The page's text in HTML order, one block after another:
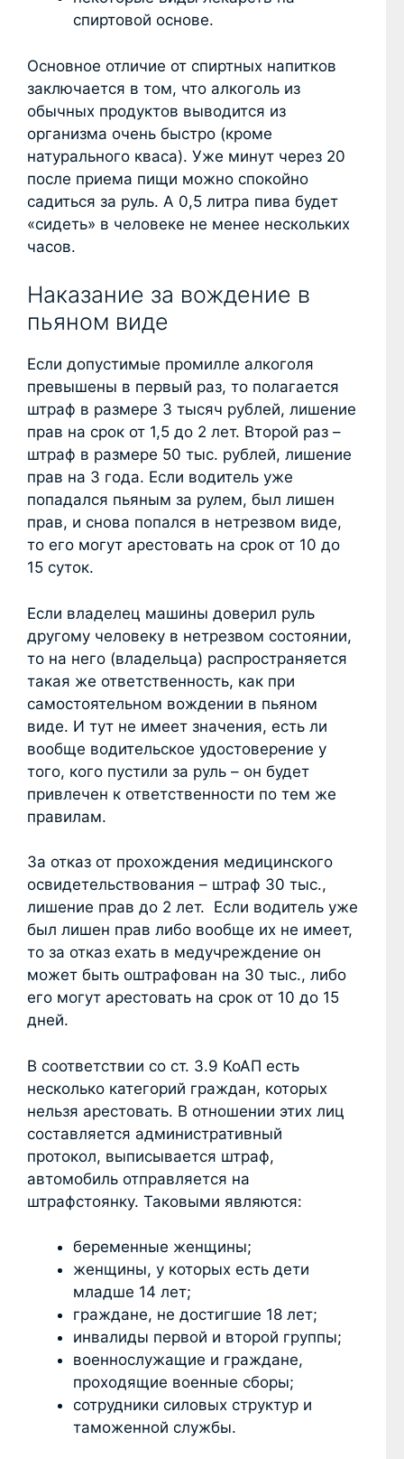
спиртовой основе.
Основное отличие от спиртных напитков
заключается в том, что алкоголь из
обычных продуктов выводится из
организма очень быстро (кроме
натурального кваса). Уже минут через 20
после приема пищи можно спокойно
садиться за руль. А 0,5 литра пива будет
«сидеть» в человеке не менее нескольких
часов.
Наказание за вождение в
пьяном виде
Если допустимые промилле алкоголя
превышены в первый раз, то полагается
штраф в размере 3 тысяч рублей, лишение
прав на срок от 1,5 до 2 лет. Второй раз –
штраф в размере 50 тыс. рублей, лишение
прав на 3 года. Если водитель уже
попадался пьяным за рулем, был лишен
прав, и снова попался в нетрезвом виде,
то его могут арестовать на срок от 10 до
15 суток.
Если владелец машины доверил руль
другому человеку в нетрезвом состоянии,
то на него (владельца) распространяется
такая же ответственность, как при
самостоятельном вождении в пьяном
виде. И тут не имеет значения, есть ли
вообще водительское удостоверение у
того, кого пустили за руль – он будет
привлечен к ответственности по тем же
правилам.
За отказ от прохождения медицинского
освидетельствования – штраф 30 тыс.,
лишение прав до 2 лет. Если водитель уже
был лишен прав либо вообще их не имеет,
то за отказ ехать в медучреждение он
может быть оштрафован на 30 тыс., либо
его могут арестовать на срок от 10 до 15
дней.
В соответствии со ст. 3.9 КоАП есть
несколько категорий граждан, которых
нельзя арестовать. В отношении этих лиц
составляется административный
протокол, выписывается штраф,
автомобиль отправляется на
штрафстоянку. Таковыми являются:
беременные женщины;
женщины, у которых есть дети
младше 14 лет;
граждане, не достигшие 18 лет;
инвалиды первой и второй группы;
военнослужащие и граждане,
проходящие военные сборы;
сотрудники силовых структур и
таможенной службы.